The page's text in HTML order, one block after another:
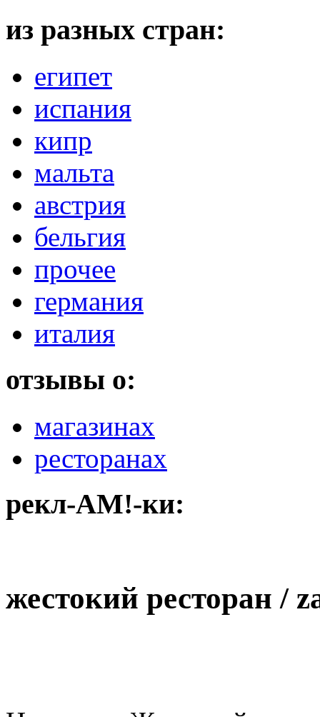
из разных стран:
египет
испания
кипр
мальта
австрия
бельгия
прочее
германия
италия
отзывы о:
магазинах
ресторанах
рекл-АМ!-ки:
жестокий ресторан /